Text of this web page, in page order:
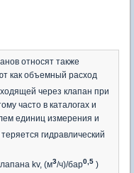
относят также
как объемный расход
через клапан при
часто в каталогах и
единиц измерения и
гидравлический
kv, (м3/ч)/бар0,5 )